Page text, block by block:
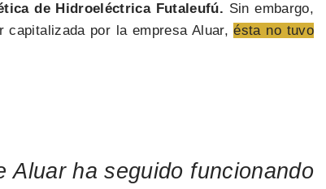
de Hidroeléctrica Futaleufú. Sin embargo,
capitalizada por la empresa Aluar,ésta no tuvo
Aluar ha seguido funcionando